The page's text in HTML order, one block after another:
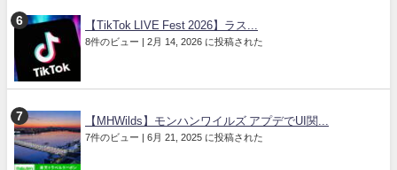
【TikTok LIVE Fest 2026】ラス...
8件のビュー | 2月 14, 2026 に投稿された
【MHWilds】モンハンワイルズ アプデでUI関...
7件のビュー | 6月 21, 2025 に投稿された